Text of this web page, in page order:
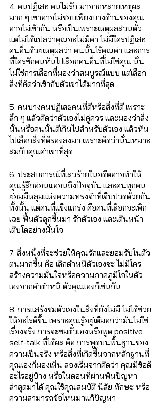
4. คนปฏิเสธ คนไม่รัก มาจากหลายเหตุผล
มาก ๆ เขาอาจไม่ชอบเพียงบางด้านของคุณ
อาจไม่เข้ากัน หรือเป็นเพราะเหตุผลส่วนตัว
แต่ไม่ได้แปลว่าคุณจะไม่มีค่า ไม่มีใครปฏิเสธ
คนอื่นด้วยเหตุผลว่า คนนั้นไร้คุณค่า และการ
ที่ใครซักคนหันไปเลือกคนอื่นที่ไม่ใช่คุณ นั่น
ไม่ใช่การเลือกที่มองว่าสมบูรณ์แบบ แต่เลือก
สิ่งที่คิดว่าเข้ากับตัวเขาได้มากที่สุด
5. คนบางคนปฏิเสธคนที่ดีหรือสิ่งที่ดี เพราะ
ลึก ๆ แล้วคิดว่าตัวเองไม่คู่ควร และมองว่าสิ่ง
นั้นหรือคนนั้นดีเกินไปสำหรับตัวเอง แล้วหัน
ไปเลือกสิ่งที่ดีรองลงมา เพราะคิดว่านั่นเหมาะ
สมกับคุณค่าเขาที่สุด
6. ประสบการณ์ที่เลวร้ายในอดีตอาจทำให้
คุณรู้สึกอ่อนแอจนถึงปัจจุบัน และคนทุกคน
ย่อมมีหลุมแห่งความทรงจำที่เจ็บปวดด้วยกัน
ทั้งนั้น แต่คนที่แข็งแกร่ง คือคนที่เลือกจะเพิก
เฉย ฟื้นตัวลุกขึ้นมา รักตัวเอง และเดินหน้า
เติบโตอย่างมั่นใจ
7. สิ่งหนึ่งที่จะช่วยให้คุณรักและยอมรับในตัว
ตนมากขึ้น คือ เลิกตำหนิตัวเองซะ ไม่มีใคร
สร้างความมั่นใจหรือความภาคภูมิใจในตัว
เองจากคำตำหนิ ตัวคุณเองก็เช่นกัน
8. การแสร้งชมตัวเองในสิ่งที่ยังไม่มี ไม่ได้ช่วย
ให้อะไรดีขึ้น เพราะคุณรู้อยู่เต็มอกว่ามันไม่ใช่
เรื่องจริง การจะชมตัวเองหรือพูด positive
self-talk ที่ได้ผล คือ การพูดบนพื้นฐานของ
ความเป็นจริง หรือสิ่งที่เกิดขึ้นจากหลักฐานที่
คุณเองก็มองเห็น ลองเริ่มจากคิดว่า คุณมีข้อดี
อะไรอยู่บ้าง หรือในตอนที่ผ่านพ้นปัญหา
ล่าสุดมาได้ คุณใช้คุณสมบัติ นิสัย ทักษะ หรือ
ความสามารถข้อไหนมาแก้ปัญหา